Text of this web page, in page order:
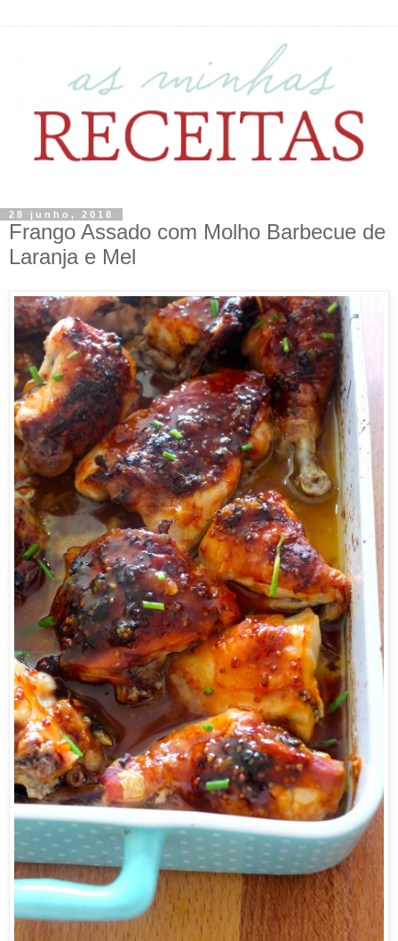
28 junho, 2018
Frango Assado com Molho Barbecue de
Laranja e Mel